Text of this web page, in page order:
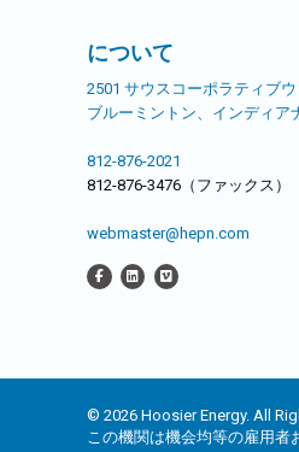
ゲ
ー
シ
ョ
ン
について
2501 サウスコーポラティブウ
ブルーミントン、インディア
812-876-2021
812-876-3476（ファックス）
webmaster@hepn.com
© 2026 Hoosier Energy. All
この機関は機会均等の雇用者